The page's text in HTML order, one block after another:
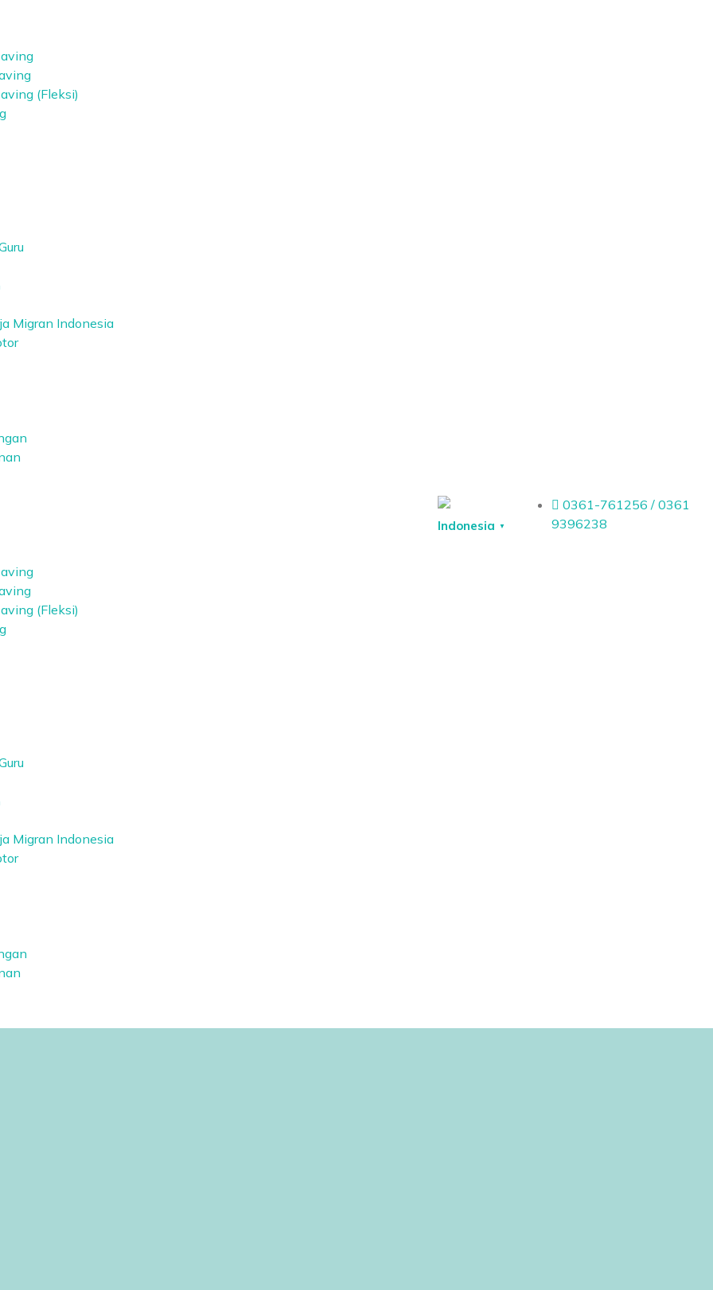
(Fleksi)
Migran Indonesia
(Fleksi)
Migran Indonesia
Indonesia ▼
0361-761256 / 0361
9396238